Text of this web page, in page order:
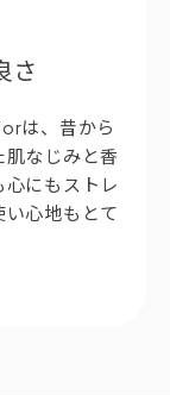
さ
は、昔から
なじみと香
にもストレ
心地もとて